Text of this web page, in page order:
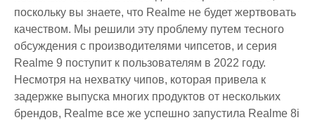
поскольку вы знаете, что Realme не будет жертвовать
качеством. Мы решили эту проблему путем тесного
обсуждения с производителями чипсетов, и серия
Realme 9 поступит к пользователям в 2022 году.
Несмотря на нехватку чипов, которая привела к
задержке выпуска многих продуктов от нескольких
брендов, Realme все же успешно запустила Realme 8i